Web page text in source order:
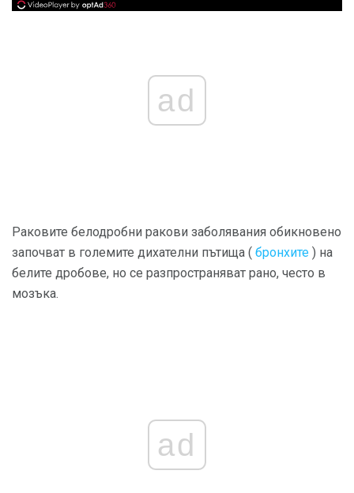
ad
Раковите белодробни ракови заболявания обикновено
започват в големите дихателни пътища ( бронхите ) на
белите дробове, но се разпространяват рано, често в
мозъка.
ad